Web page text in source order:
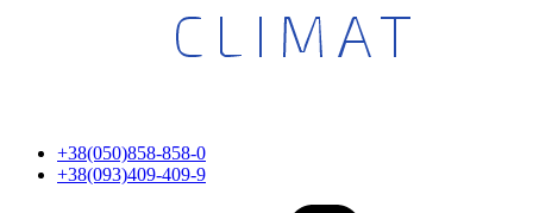
+38(050)858-858-0
+38(093)409-409-9